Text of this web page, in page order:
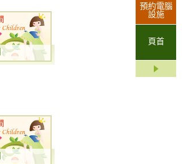
預約電腦
設施
頁首